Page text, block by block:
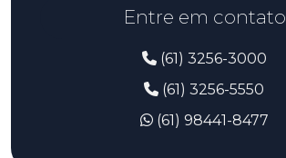
Entre em contato
(61) 3256-3000
(61) 3256-5550
(61) 98441-8477